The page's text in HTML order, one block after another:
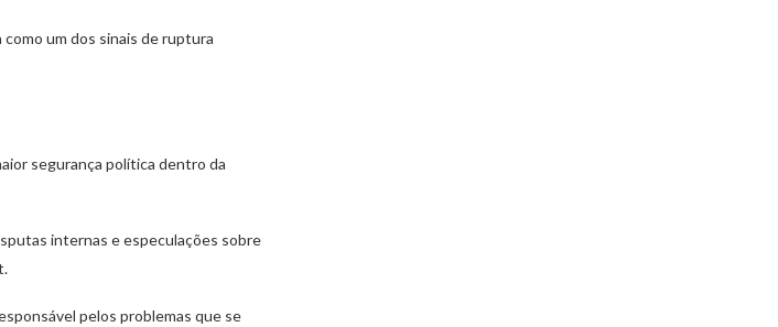
um dos sinais de ruptura
segurança política dentro da
internas e especulações sobre
pelos problemas que se